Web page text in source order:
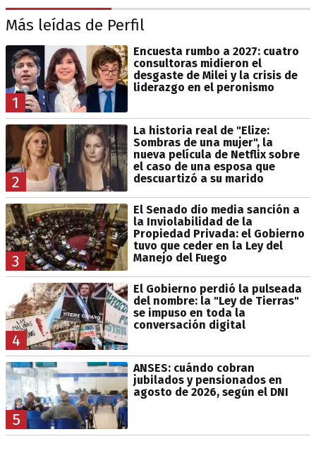
Más leídas de Perfil
1
Encuesta rumbo a 2027: cuatro
consultoras midieron el
desgaste de Milei y la crisis de
liderazgo en el peronismo
2
La historia real de "Elize:
Sombras de una mujer", la
nueva película de Netflix sobre
el caso de una esposa que
descuartizó a su marido
3
El Senado dio media sanción a
la Inviolabilidad de la
Propiedad Privada: el Gobierno
tuvo que ceder en la Ley del
Manejo del Fuego
4
El Gobierno perdió la pulseada
del nombre: la "Ley de Tierras"
se impuso en toda la
conversación digital
5
ANSES: cuándo cobran
jubilados y pensionados en
agosto de 2026, según el DNI